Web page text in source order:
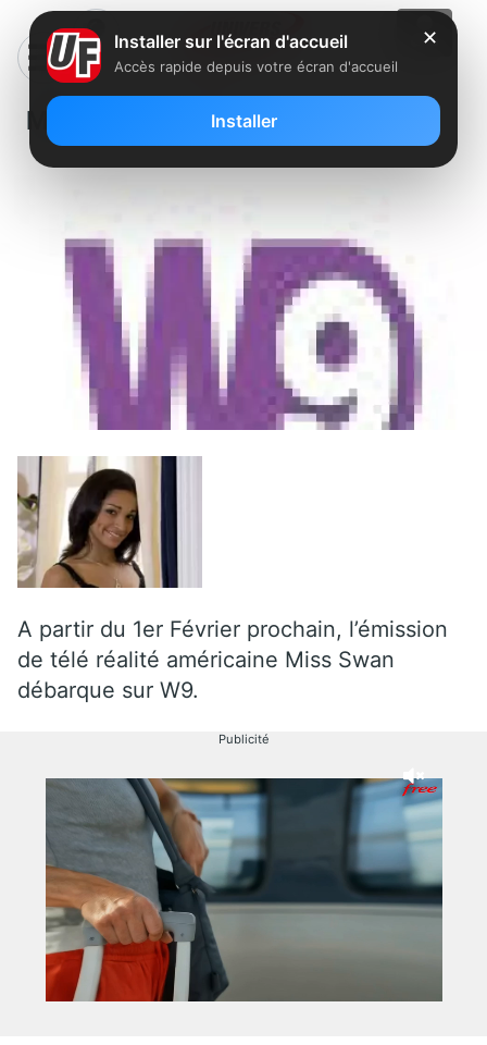
Miss Swan sur W9
A partir du 1er Février prochain, l’émission
de télé réalité américaine Miss Swan
débarque sur W9.
Publicité
✕
Installer sur l'écran d'accueil
Accès rapide depuis votre écran d'accueil
Installer